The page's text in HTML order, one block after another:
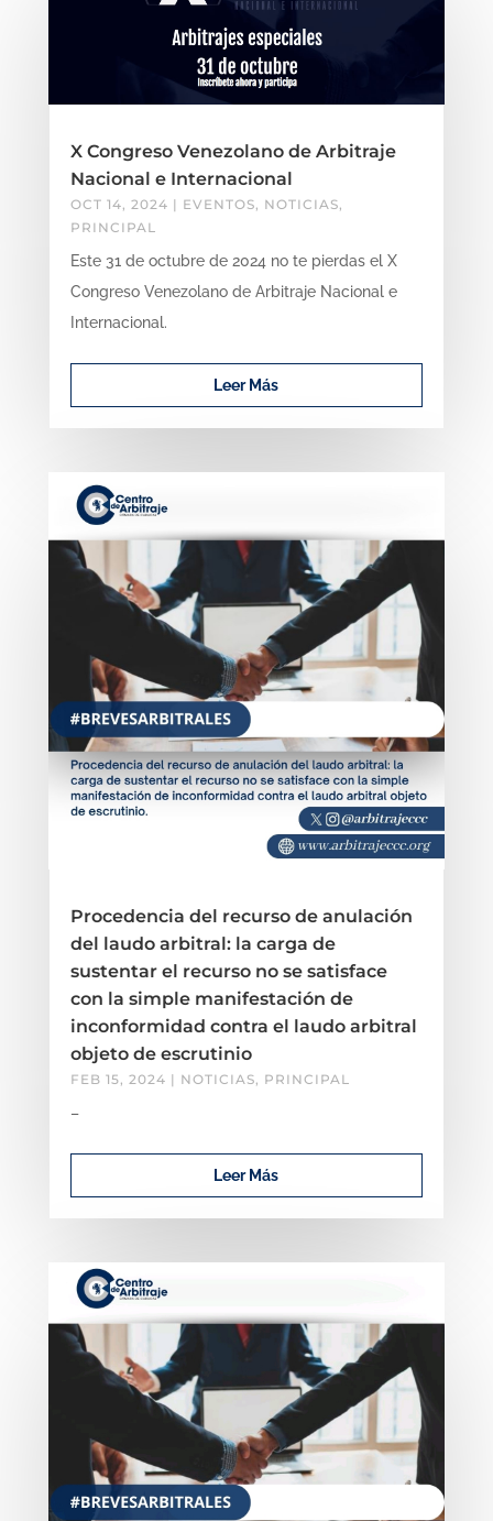
X Congreso Venezolano de Arbitraje
Nacional e Internacional
OCT 14, 2024 | EVENTOS, NOTICIAS,
PRINCIPAL
Este 31 de octubre de 2024 no te pierdas el X
Congreso Venezolano de Arbitraje Nacional e
Internacional.
Leer Más
Procedencia del recurso de anulación
del laudo arbitral: la carga de
sustentar el recurso no se satisface
con la simple manifestación de
inconformidad contra el laudo arbitral
objeto de escrutinio
FEB 15, 2024 | NOTICIAS, PRINCIPAL
–
Leer Más